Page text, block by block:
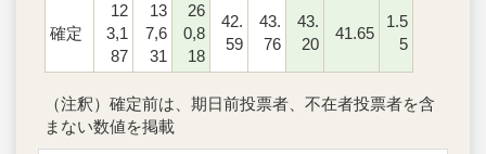
確定
12
3,1
87
13
7,6
31
26
0,8
18
42.
59
43.
76
43.
20
41.65
1.5
5
（注釈）確定前は、期日前投票者、不在者投票者を含
まない数値を掲載